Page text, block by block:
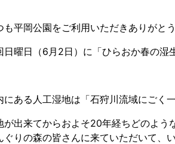
も平岡公園をご利用いただきありがとう
日曜日（6月2日）に「ひらおか春の湿
にある人工湿地は「石狩川流域にごく
が出来てからおよそ20年経ちどのよう
ぐりの森の皆さんに来ていただいて、